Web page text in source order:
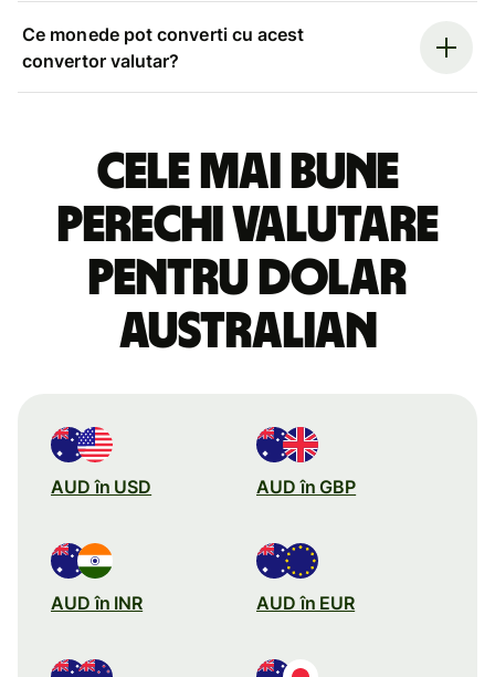
Ce monede pot converti cu acest
convertor valutar?
Cele mai bune
perechi valutare
pentru dolar
australian
AUD în USD AUD în GBP
AUD în INR AUD în EUR